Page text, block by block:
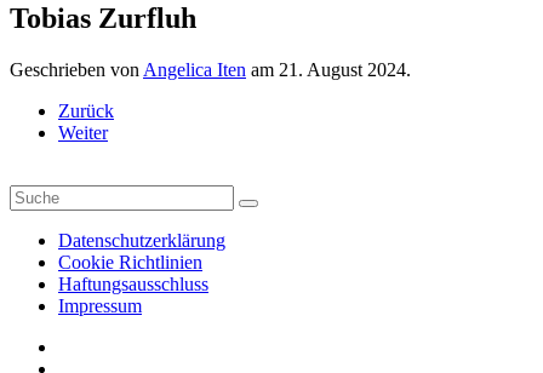
Tobias Zurfluh
Geschrieben von Angelica Iten am 21. August 2024.
Zurück
Weiter
Datenschutzerklärung
Cookie Richtlinien
Haftungsausschluss
Impressum